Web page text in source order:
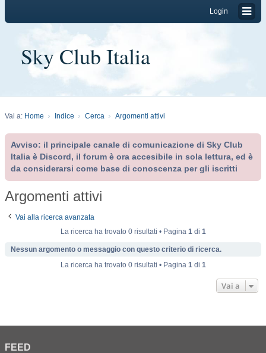
Login
Sky Club Italia
Vai a: Home Indice Cerca Argomenti attivi
Avviso: il principale canale di comunicazione di Sky Club
Italia è Discord, il forum è ora accesibile in sola lettura, ed è
da considerarsi come base di conoscenza per gli iscritti
Argomenti attivi
Vai alla ricerca avanzata
La ricerca ha trovato 0 risultati • Pagina 1di 1
Nessun argomento o messaggio con questo criterio di ricerca.
La ricerca ha trovato 0 risultati • Pagina 1di 1
Vai a
FEED